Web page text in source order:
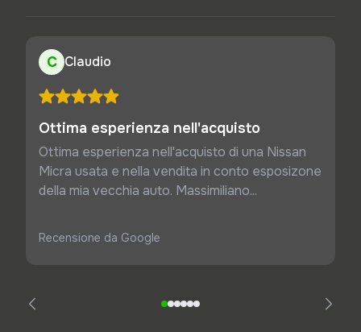
C Claudio
Ottima esperienza nell'acquisto
Ottima esperienza nell'acquisto di una Nissan
Micra usata e nella vendita in conto esposizone
della mia vecchia auto. Massimiliano...
Recensione da Google